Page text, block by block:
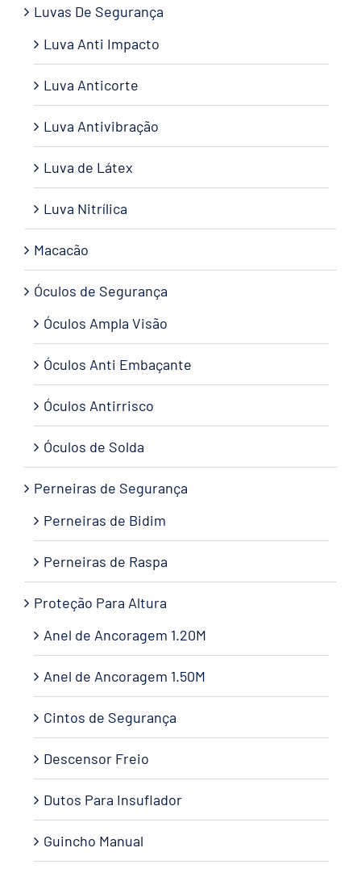
Luvas De Segurança
Luva Anti Impacto
Luva Anticorte
Luva Antivibração
Luva de Látex
Luva Nitrílica
Macacão
Óculos de Segurança
Óculos Ampla Visão
Óculos Anti Embaçante
Óculos Antirrisco
Óculos de Solda
Perneiras de Segurança
Perneiras de Bidim
Perneiras de Raspa
Proteção Para Altura
Anel de Ancoragem 1.20M
Anel de Ancoragem 1.50M
Cintos de Segurança
Descensor Freio
Dutos Para Insuflador
Guincho Manual